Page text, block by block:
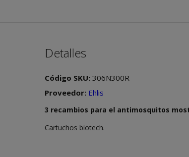
Detalles
Código SKU: 306N300R
Proveedor: Ehlis
3 recambios para el antimosquitos
Cartuchos biotech.